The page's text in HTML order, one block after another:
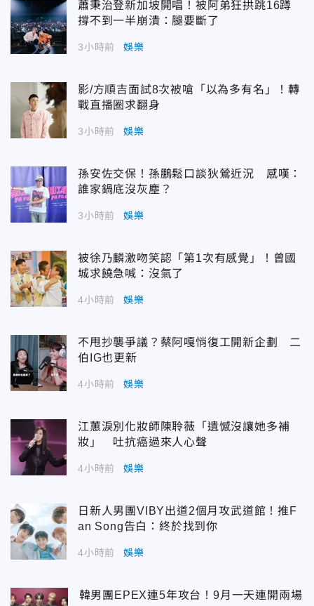
蕭秉治登新加坡開唱！被阿弟狂拱跳16蹲
撐不到一半崩潰：腿要斷了
3小時前 娛樂
影/方順吉面試8次被嗆「以為多有名」！轉
戰直播圈求翻身
3小時前 娛樂
孫安佐交保！孫鵬鬆口談狄鶯近況 感嘆：
誰家鍋底沒灰塵？
3小時前 娛樂
被徐乃麟激吻笑認「第1次有感覺」！曾國
城求饒急喊：沒氣了
4小時前 娛樂
不甩抄襲爭議？蔡阿嘎悄復工開新企劃 二
伯IG也更新
4小時前 娛樂
江蕙淚別化妝師陳聆薇「遺憾沒讓她多補
妝」 吐抗癌過來人心聲
4小時前 娛樂
日新人男團VIBY出道2個月攻武道館！推F
an Song告白：終於找到你
4小時前 娛樂
韓男團EPEX連5年攻台！9月一天連開兩場